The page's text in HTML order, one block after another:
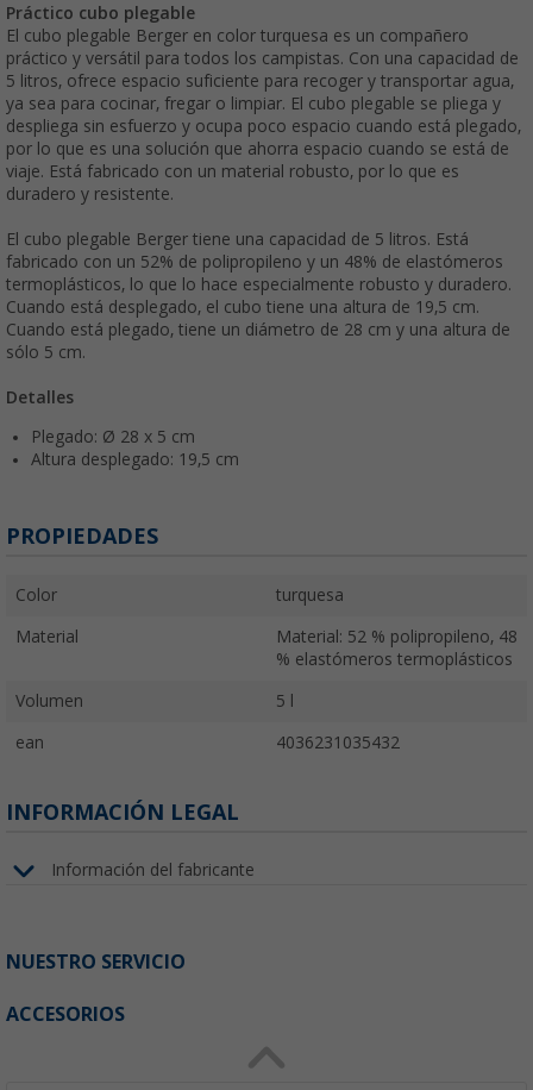
Práctico cubo plegable
El cubo plegable Berger en color turquesa es un compañero
práctico y versátil para todos los campistas. Con una capacidad de
5 litros, ofrece espacio suficiente para recoger y transportar agua,
ya sea para cocinar, fregar o limpiar. El cubo plegable se pliega y
despliega sin esfuerzo y ocupa poco espacio cuando está plegado,
por lo que es una solución que ahorra espacio cuando se está de
viaje. Está fabricado con un material robusto, por lo que es
duradero y resistente.
El cubo plegable Berger tiene una capacidad de 5 litros. Está
fabricado con un 52% de polipropileno y un 48% de elastómeros
termoplásticos, lo que lo hace especialmente robusto y duradero.
Cuando está desplegado, el cubo tiene una altura de 19,5 cm.
Cuando está plegado, tiene un diámetro de 28 cm y una altura de
sólo 5 cm.
Detalles
Plegado: Ø 28 x 5 cm
Altura desplegado: 19,5 cm
PROPIEDADES
Color turquesa
Material
Material: 52 % polipropileno, 48
% elastómeros termoplásticos
Volumen 5 l
ean 4036231035432
INFORMACIÓN LEGAL
Información del fabricante
NUESTRO SERVICIO
ACCESORIOS